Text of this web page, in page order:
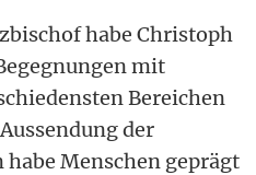
habe Christoph
mit
Bereichen
der
Menschen geprägt